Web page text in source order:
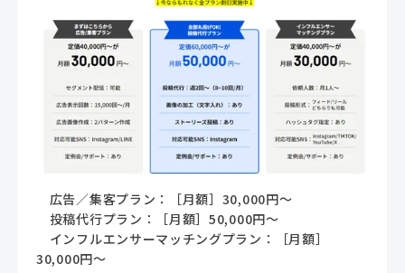
広告／集客プラン：［月額］30,000円～
投稿代行プラン：［月額］50,000円～
インフルエンサーマッチングプラン：［月額］
30,000円～